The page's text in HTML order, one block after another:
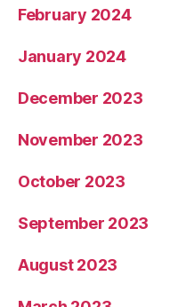
February 2024
January 2024
December 2023
November 2023
October 2023
September 2023
August 2023